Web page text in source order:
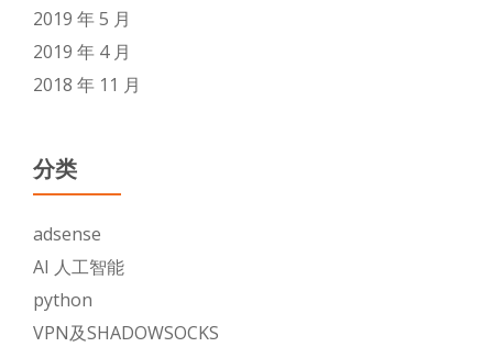
2019 年 5 月
2019 年 4 月
2018 年 11 月
分类
adsense
AI 人工智能
python
VPN及SHADOWSOCKS